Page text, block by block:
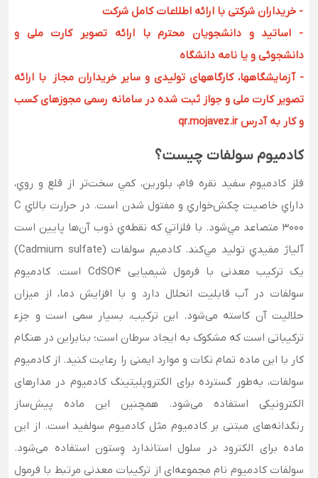
- خریداران شرکتی با ارائه اطلاعات کامل شرکت
- اساتید و دانشجویان محترم با ارائه تصویر کارت ملی و
دانشجوئی و یا نامه دانشگاه
- آزمایشگاهها، کارگاههای تولیدی و سایر خریداران مجاز با ارائه
تصویر کارت ملی و جواز ثبت شده در سامانه رسمی مجوزهای کسب
و کار به آدرس qr.mojavez.ir
کادمیوم سولفات چیست؟
فلز كادميوم سفيد نقره فام، بلورين، كمي سخت‌تر از قلع و روي،
داراي خاصيت چكش‌خواري و مفتول شدن است. در حرارت بالاي C
3000 متصاعد مي‌شود. با فلزاتي كه نقطه‌ي ذوب آن‌ها پايين است
آلياژ مفيدي توليد مي‌كند. کادمیم سولفات (Cadmium sulfate)
یک ترکیب معدنی با فرمول شیمیایی CdSO4 است. کادمیوم
سولفات در آب قابلیت انحلال دارد و با افزایش دما، از میزان
حلالیت آن کاسته می‌شود. این ترکیب، بسیار سمی است و جزء
ترکیباتی است که مشکوک به ایجاد سرطان است؛ بنابراین در هنگام
کار با این ماده تمام نکات و موارد ایمنی را رعایت کنید. از کادمیوم
سولفات، به‌طور گسترده برای الکتروپلیتینگ کادمیوم در مدارهای
الکترونیکی استفاده می‌شود. همچنین این ماده پیش‌ساز
رنگدانه‌های مبتنی بر کادمیوم مثل کادمیوم سولفید است. از این
ماده برای الکترود در سلول استاندارد وِستون استفاده می‌شود.
سولفات کادمیوم نام مجموعه‌ای از ترکیبات معدنی مرتبط با فرمول